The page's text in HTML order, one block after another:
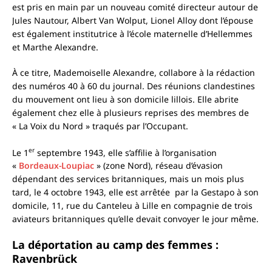
est pris en main par un nouveau comité directeur autour de
Jules Nautour, Albert Van Wolput, Lionel Alloy dont l’épouse
est également institutrice à l’école maternelle d’Hellemmes
et Marthe Alexandre.
À ce titre, Mademoiselle Alexandre, collabore à la rédaction
des numéros 40 à 60 du journal. Des réunions clandestines
du mouvement ont lieu à son domicile lillois. Elle abrite
également chez elle à plusieurs reprises des membres de
« La Voix du Nord » traqués par l’Occupant.
Le 1 er septembre 1943, elle s’affilie à l’organisation
« Bordeaux-Loupiac » (zone Nord), réseau d’évasion
dépendant des services britanniques, mais un mois plus
tard, le 4 octobre 1943, elle est arrêtée par la Gestapo à son
domicile, 11, rue du Canteleu à Lille en compagnie de trois
aviateurs britanniques qu’elle devait convoyer le jour même.
La déportation au camp des femmes :
Ravenbrück